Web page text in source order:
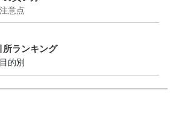
意点
所ランキング
的別